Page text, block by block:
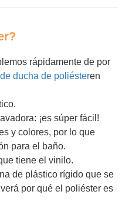
rápidamente de por
ducha de poliésteren
¡es súper fácil!
y colores, por lo que
para el baño.
tiene el vinilo.
de plástico rígido que se
por qué el poliéster es